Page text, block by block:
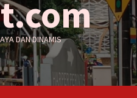
DAN DINAMIS